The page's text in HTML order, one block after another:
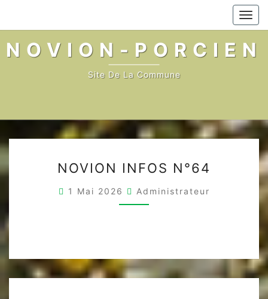
content
NOVION-PORCIEN
Site De La Commune
INFOS
N°64
NOVION INFOS N°64
1 Mai 2026 Administrateur